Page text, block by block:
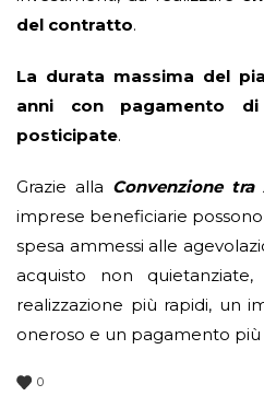
del contratto.
La durata massima del
anni con pagamento
posticipate.
Grazie alla Convenzione
imprese beneficiarie
spesa ammessi alle
acquisto non
realizzazione più rapidi, un
oneroso e un pagamento
0